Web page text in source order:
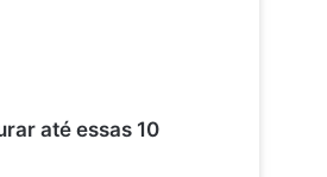
até essas 10